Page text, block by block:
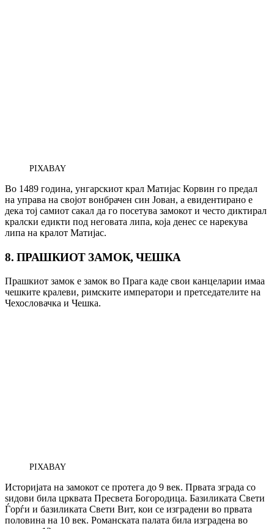
PIXABAY
Во 1489 година, унгарскиот крал Матијас Корвин го предал
на управа на својот вонбрачен син Јован, а евидентирано е
дека тој самиот сакал да го посетува замокот и често диктирал
кралски едикти под неговата липа, која денес се нарекува
липа на кралот Матијас.
8. ПРАШКИОТ ЗАМОК, ЧЕШКА
Прашкиот замок е замок во Прага каде свои канцеларии имаа
чешките кралеви, римските императори и претседателите на
Чехословачка и Чешка.
PIXABAY
Историјата на замокот се протега до 9 век. Првата зграда со
ѕидови била црквата Пресвета Богородица. Базиликата Свети
Ѓорѓи и базиликата Свети Вит, кои се изградени во првата
половина на 10 век. Романската палата била изградена во